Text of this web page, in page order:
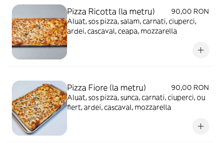
Pizza Ricotta (la metru)
90,00 RON
Aluat, sos pizza, salam, carnati, ciuperci,
ardei, cascaval, ceapa, mozzarella
Pizza Fiore (la metru)
90,00 RON
Aluat, sos pizza, sunca, carnati, ciuperci, ou
fiert, ardei, cascaval, mozzarella